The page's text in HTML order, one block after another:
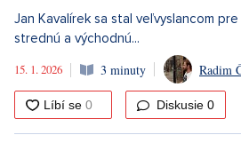
Jan Kavalírek sa stal veľvyslancom
strednú a východnú...
15. 1. 2026
3 minuty Radim
Diskusie 0